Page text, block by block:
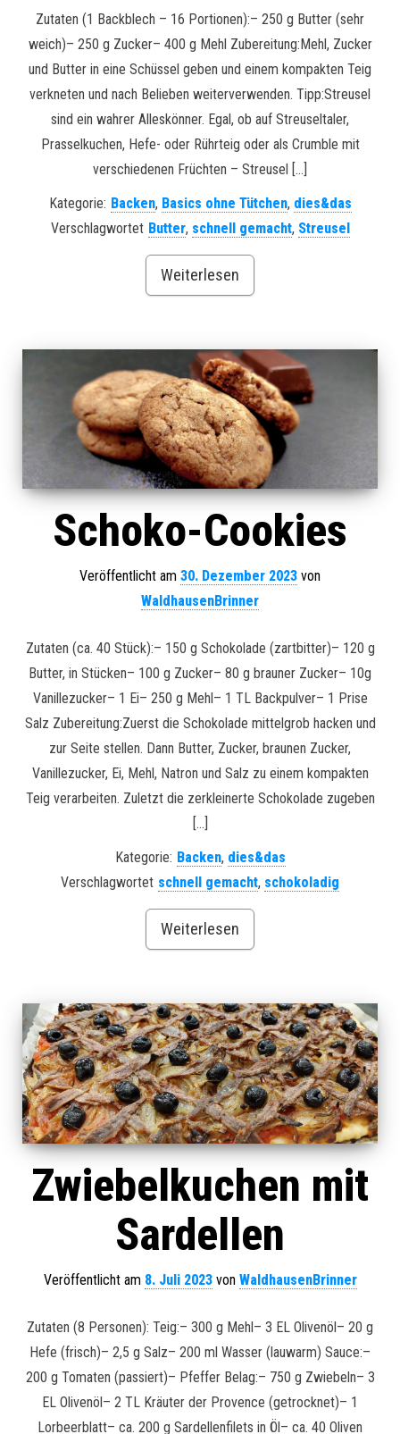
Zutaten (1 Backblech – 16 Portionen):– 250 g Butter (sehr
weich)– 250 g Zucker– 400 g Mehl Zubereitung:Mehl, Zucker
und Butter in eine Schüssel geben und einem kompakten Teig
verkneten und nach Belieben weiterverwenden. Tipp:Streusel
sind ein wahrer Alleskönner. Egal, ob auf Streuseltaler,
Prasselkuchen, Hefe- oder Rührteig oder als Crumble mit
verschiedenen Früchten – Streusel […]
Kategorie: Backen, Basics ohne Tütchen, dies&das
Verschlagwortet Butter, schnell gemacht, Streusel
Weiterlesen
Schoko-Cookies
Veröffentlicht am 30. Dezember 2023 von
WaldhausenBrinner
Zutaten (ca. 40 Stück):– 150 g Schokolade (zartbitter)– 120 g
Butter, in Stücken– 100 g Zucker– 80 g brauner Zucker– 10g
Vanillezucker– 1 Ei– 250 g Mehl– 1 TL Backpulver– 1 Prise
Salz Zubereitung:Zuerst die Schokolade mittelgrob hacken und
zur Seite stellen. Dann Butter, Zucker, braunen Zucker,
Vanillezucker, Ei, Mehl, Natron und Salz zu einem kompakten
Teig verarbeiten. Zuletzt die zerkleinerte Schokolade zugeben
[…]
Kategorie: Backen, dies&das
Verschlagwortet schnell gemacht, schokoladig
Weiterlesen
Zwiebelkuchen mit
Sardellen
Veröffentlicht am 8. Juli 2023von WaldhausenBrinner
Zutaten (8 Personen): Teig:– 300 g Mehl– 3 EL Olivenöl– 20 g
Hefe (frisch)– 2,5 g Salz– 200 ml Wasser (lauwarm) Sauce:–
200 g Tomaten (passiert)– Pfeffer Belag:– 750 g Zwiebeln– 3
EL Olivenöl– 2 TL Kräuter der Provence (getrocknet)– 1
Lorbeerblatt– ca. 200 g Sardellenfilets in Öl– ca. 40 Oliven